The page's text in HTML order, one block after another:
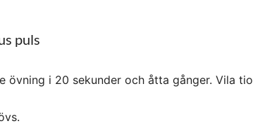
puls
övning i 20 sekunder och åtta gånger. Vila tio